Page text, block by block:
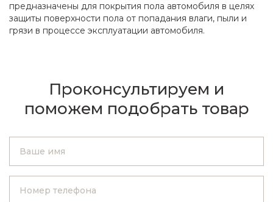
предназначены для покрытия пола автомобиля в целях
защиты поверхности пола от попадания влаги, пыли и
грязи в процессе эксплуатации автомобиля.
Проконсультируем и
поможем подобрать товар